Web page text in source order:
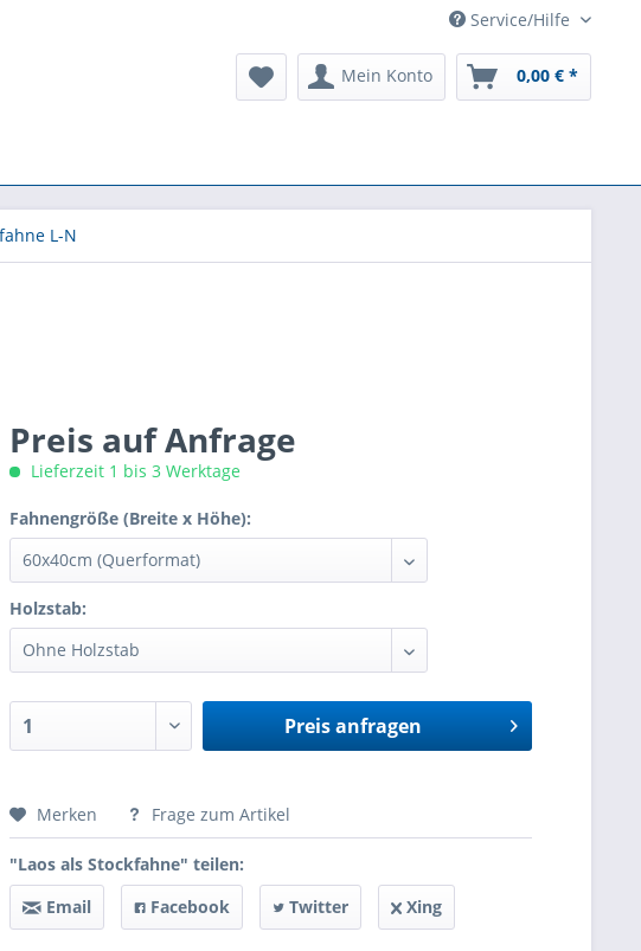
Service/Hilfe
Mein Konto 0,00 € *
L-N
Preis auf Anfrage
Lieferzeit 1 bis 3 Werktage
Fahnengröße (Breite x Höhe):
Holzstab:
Preis anfragen
Preis anfragen
Merken Frage zum Artikel
"Laos als Stockfahne" teilen:
Email
Facebook Twitter Xing